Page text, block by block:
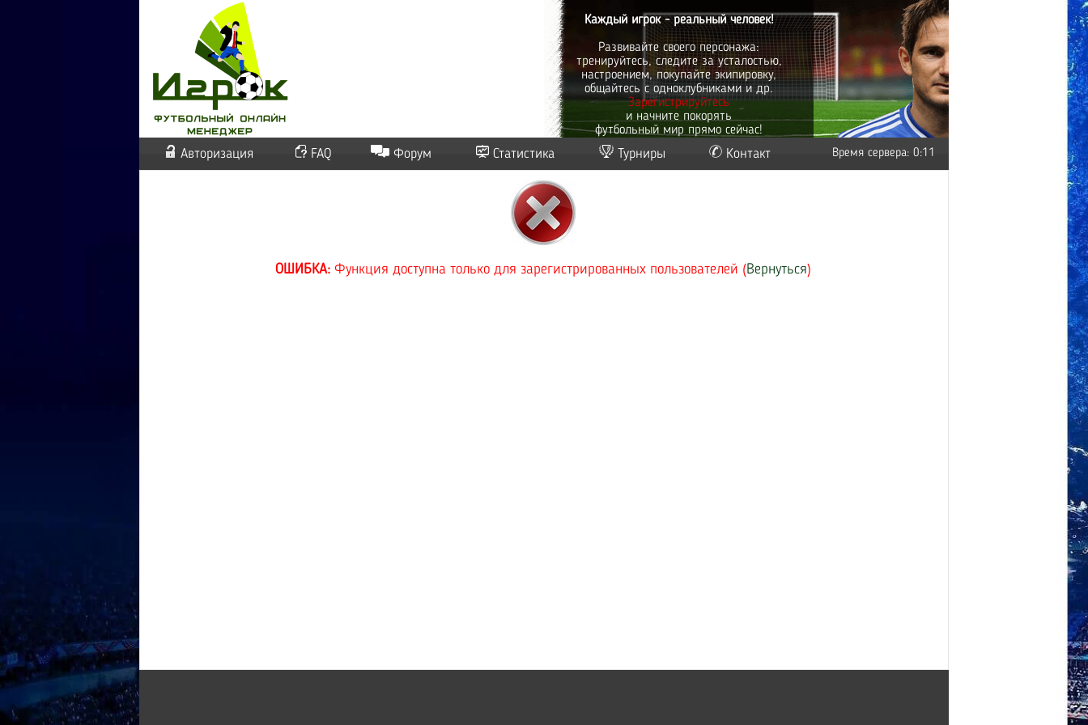
Каждый игрок - реальный человек!
Развивайте своего персонажа:
тренируйтесь, следите за усталостью,
настроением, покупайте экипировку,
общайтесь с одноклубниками и др.
Зарегистрируйтесь
и начните покорять
футбольный мир прямо сейчас!
Авторизация FAQ Форум Статистика Турниры Контакт Время сервера: 0:11
ОШИБКА: Функция доступна только для зарегистрированных пользователей (Вернуться)